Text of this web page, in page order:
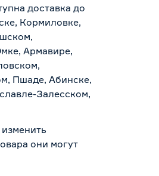
доставка до
Кормиловке,
Армавире,
Пшаде, Абинске,
Залесском,
они могут